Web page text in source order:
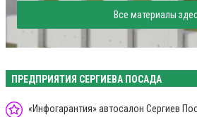
Все материалы
ПРЕДПРИЯТИЯ СЕРГИЕВА ПОСАДА
«Инфогарантия» автосалон Сергиев